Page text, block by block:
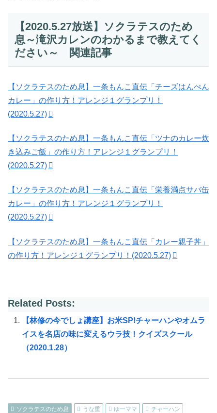
【2020.5.27放送】ソクラテスのため
息～滝沢カレンのわかるまで教えてく
ださい～ 関連記事
【ソクラテスのため息】一条もんこ直伝「チーズはんぺん
カレー」の作り方！アレンジ１グランプリ！
(2020.5.27)
【ソクラテスのため息】一条もんこ直伝「ツナのカレー炊
き込みご飯」の作り方！アレンジ１グランプリ！
(2020.5.27)
【ソクラテスのため息】一条もんこ直伝「栄養満点サバ缶
カレー」の作り方！アレンジ１グランプリ！
(2020.5.27)
【ソクラテスのため息】一条もんこ直伝「カレー親子丼」
の作り方！アレンジ１グランプリ！(2020.5.27)
Related Posts:
【林修の今でしょ講座】お米SP!チャーハンやオムラ
イスを名店の味に変えるウラ技！クイズスクール
（2020.1.28）
ソクラテスのため息 うな重 ゆーママ
チャーハン